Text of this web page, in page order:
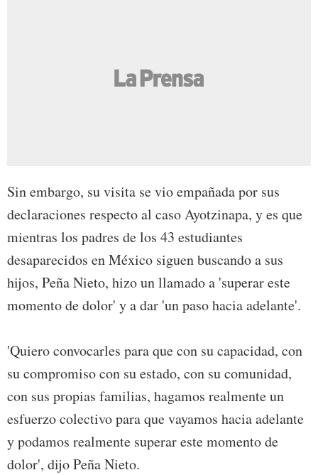
Sin embargo, su visita se vio empañada por sus
declaraciones respecto al caso Ayotzinapa, y es que
mientras los padres de los 43 estudiantes
desaparecidos en México siguen buscando a sus
hijos, Peña Nieto, hizo un llamado a 'superar este
momento de dolor' y a dar 'un paso hacia adelante'.
'Quiero convocarles para que con su capacidad, con
su compromiso con su estado, con su comunidad,
con sus propias familias, hagamos realmente un
esfuerzo colectivo para que vayamos hacia adelante
y podamos realmente superar este momento de
dolor', dijo Peña Nieto.